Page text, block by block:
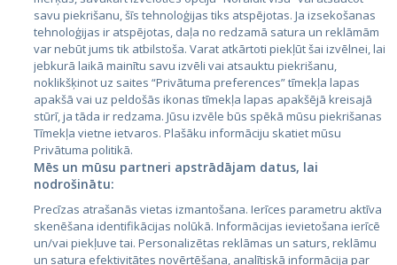
Латвия
Литва
City24.lv
City24.ee
GetaPro.lv
CVbankas.lt
Kainos.lt
Paslaugos.lt
savu piekrišanu, šīs tehnoloģijas tiks atspējotas. Ja izsekošanas
tehnoloģijas ir atspējotas, daļa no redzamā satura un reklāmām
var nebūt jums tik atbilstoša. Varat atkārtoti piekļūt šai izvēlnei, lai
jebkurā laikā mainītu savu izvēli vai atsauktu piekrišanu,
noklikšķinot uz saites “Privātuma preferences” tīmekļa lapas
apakšā vai uz peldošās ikonas tīmekļa lapas apakšējā kreisajā
stūrī, ja tāda ir redzama. Jūsu izvēle būs spēkā mūsu piekrišanas
Tīmekļa vietne ietvaros. Plašāku informāciju skatiet mūsu
Privātuma politikā.
Mēs un mūsu partneri apstrādājam datus, lai
nodrošinātu:
Precīzas atrašanās vietas izmantošana. Ierīces parametru aktīva
skenēšana identifikācijas nolūkā. Informācijas ievietošana ierīcē
un/vai piekļuve tai. Personalizētas reklāmas un saturs, reklāmu
un satura efektivitātes novērtēšana, analītiskā informācija par